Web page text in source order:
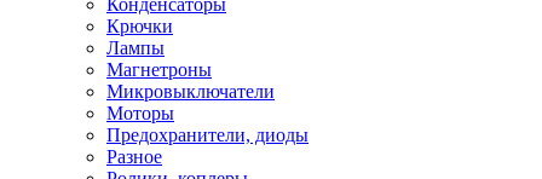
Конденсаторы
Крючки
Лампы
Магнетроны
Микровыключатели
Моторы
Предохранители, диоды
Разное